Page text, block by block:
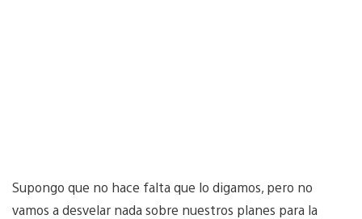
Supongo que no hace falta que lo digamos, pero no
vamos a desvelar nada sobre nuestros planes para la